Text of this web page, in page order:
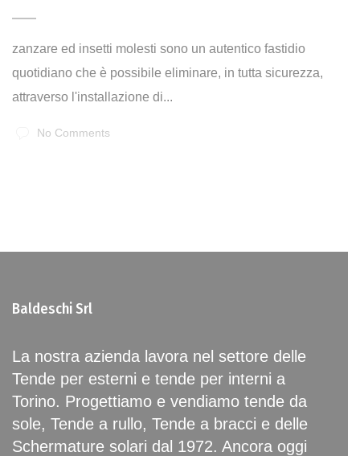
zanzare ed insetti molesti sono un autentico fastidio
quotidiano che è possibile eliminare, in tutta sicurezza,
attraverso l'installazione di...
No Comments
Baldeschi Srl
La nostra azienda lavora nel settore delle
Tende per esterni e tende per interni a
Torino. Progettiamo e vendiamo tende da
sole, Tende a rullo, Tende a bracci e delle
Schermature solari dal 1972. Ancora oggi